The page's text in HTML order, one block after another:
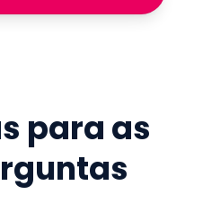
para as